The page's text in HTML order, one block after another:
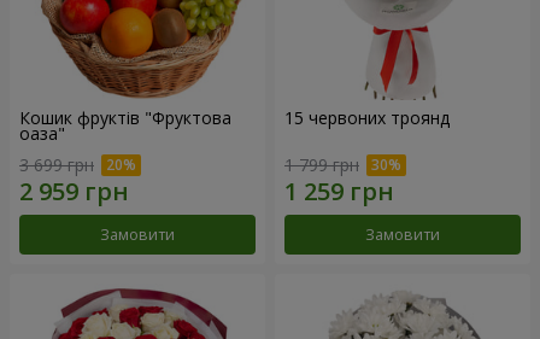
Кошик фруктів "Фруктова
оаза"
3 699 грн
Замовити
15 червоних троянд
1 799 грн
Замовити